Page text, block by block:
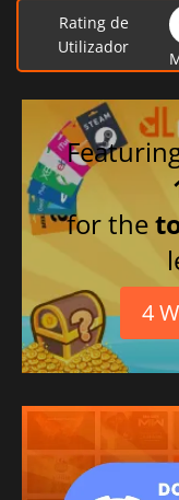
Rating de
Utilizador
for the
4